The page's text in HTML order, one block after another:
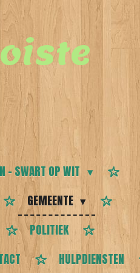
- SWART OP WIT
GEMEENTE
POLITIEK
HULPDIENSTEN